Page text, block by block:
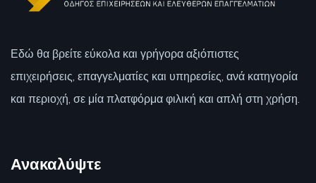
Εδώ θα βρείτε εύκολα και γρήγορα αξιόπιστες
επιχειρήσεις, επαγγελματίες και υπηρεσίες, ανά κατηγορία
και περιοχή, σε μία πλατφόρμα φιλική και απλή στη χρήση.
Ανακαλύψτε